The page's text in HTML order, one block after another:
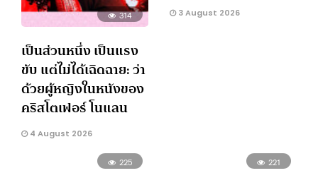
314
เป็นส่วนหนึ่ง เป็นแรง
ขับ แต่ไม่ได้เฉิดฉาย: ว่า
ด้วยผู้หญิงในหนังของ
คริสโตเฟอร์ โนแลน
4 August 2026
3 August 2026
225 221